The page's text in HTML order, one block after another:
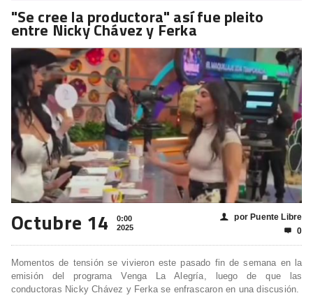
"Se cree la productora" así fue pleito
entre Nicky Chávez y Ferka
Octubre 14
0:00
2025
👤 por Puente Libre
 0
Momentos de tensión se vivieron este pasado fin de semana en la
emisión del programa Venga La Alegría, luego de que las
conductoras Nicky Chávez y Ferka se enfrascaron en una discusión.